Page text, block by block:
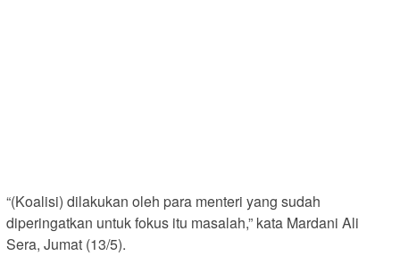
“(Koalisi) dilakukan oleh para menteri yang sudah
diperingatkan untuk fokus itu masalah,” kata Mardani Ali
Sera, Jumat (13/5).